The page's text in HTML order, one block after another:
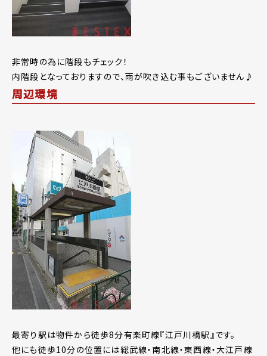
非常時の為に階段もチェック！
内階段となっておりますので、雨が吹き込む事もございません♪
周辺環境
最寄り駅は物件から徒歩8分有楽町線『江戸川橋駅』です。
他にも徒歩10分の位置には総武線・南北線・東西線・大江戸線